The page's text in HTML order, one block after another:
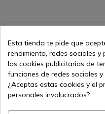
35,09 €
Métodos
Esta tienda te pide que
rendimiento, redes sociales y
las cookies publicitarias de
funciones de redes sociales
¿Aceptas estas cookies y el
personales involucrados?